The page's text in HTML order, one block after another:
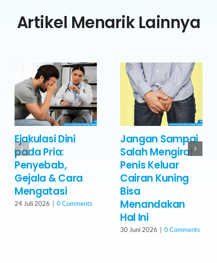
Artikel Menarik Lainnya
Ejakulasi Dini
pada Pria:
Penyebab,
Gejala & Cara
Mengatasi
24 Juli 2026 0 Comments
Jangan Sampai
Salah Mengira!
Penis Keluar
Cairan Kuning
Bisa
Menandakan
Hal Ini
30 Juni 2026 0 Comments